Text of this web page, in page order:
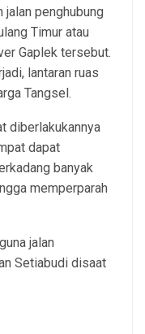
penghubung
Timur atau
Gaplek tersebut.
lantaran ruas
Tangsel.
diberlakukannya
dapat
banyak
memperparah
jalan
Setiabudi disaat